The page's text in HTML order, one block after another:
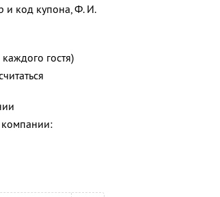
и код купона, Ф. И.
гостя)